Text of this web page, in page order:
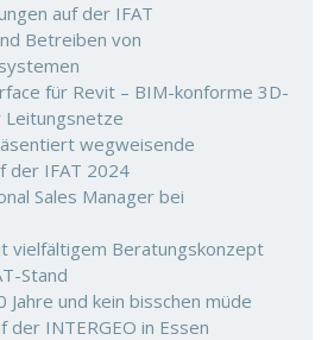
auf der IFAT
Betreiben von
für Revit – BIM-konforme 3D-
Leitungsnetze
wegweisende
der IFAT 2024
Sales Manager bei
vielfältigem Beratungskonzept
Stand
Jahre und kein bisschen müde
der INTERGEO in Essen